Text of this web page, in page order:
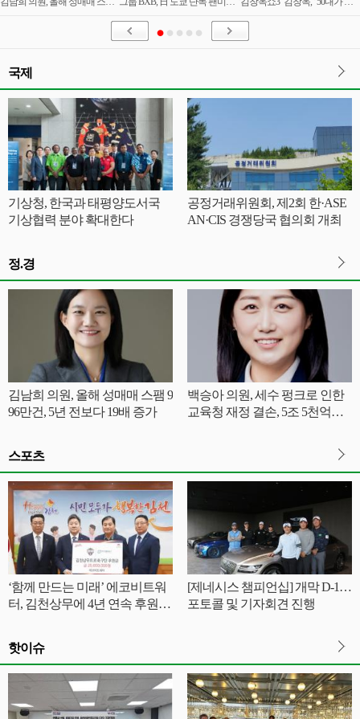
국제
기상청, 한국과 태평양도서국
기상협력 분야 확대한다
공정거래위원회, 제2회 한·ASE
AN·CIS 경쟁당국 협의회 개최
정.경
김남희 의원, 올해 성매매 스팸 9
96만건, 5년 전보다 19배 증가
백승아 의원, 세수 펑크로 인한
교육청 재정 결손, 5조 5천억원
스포츠
‘함께 만드는 미래’ 에코비트워
터, 김천상무에 4년 연속 후원금
[제네시스 챔피언십] 개막 D-1…
포토콜 및 기자회견 진행
핫이슈